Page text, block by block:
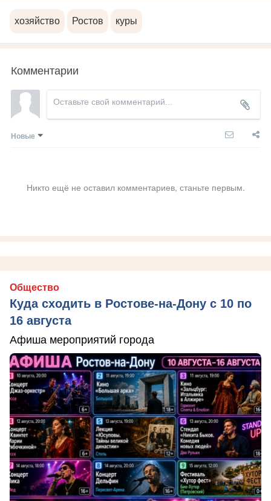
хозяйство Ростов куры
Комментарии
Новые
Никто ещё не оставил комментариев, станьте первым.
Общество
Куда сходить в Ростове-на-Дону с 10 по
16 августа
Афиша мероприятий города